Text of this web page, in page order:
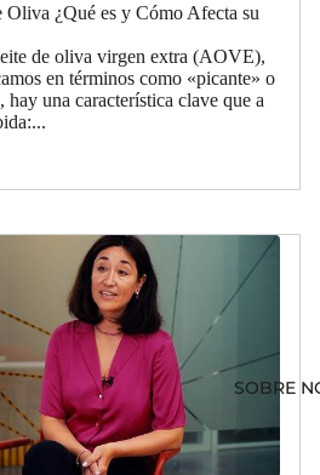
SOBRE
¿Qué es y Cómo Afecta su
de oliva virgen extra (AOVE),
en términos como «picante» o
hay una característica clave que a